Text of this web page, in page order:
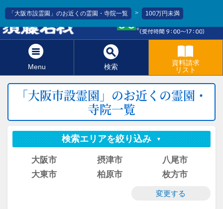
Menu 検索
資料請求
リスト
「大阪市設霊園」のお近くの霊園・寺院一覧 > 100万円未満
「大阪市設霊園」のお近くの霊園・
寺院一覧
検索エリアを絞り込み
大阪市 摂津市
八尾市
大東市
柏原市 枚方市
変更する